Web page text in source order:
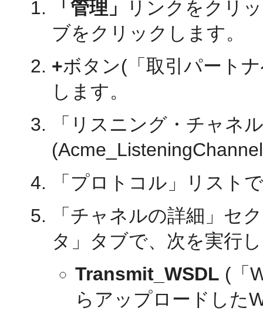
「管理」
リンクをクリ
ブをクリックします。
+ボタン(「取引パート
します。
「リスニング・チャネ
「プロトコル」リストで
「チャネルの詳細」セ
タ」タブで、次を実行
Transmit_WSDL (「
らアップロードした